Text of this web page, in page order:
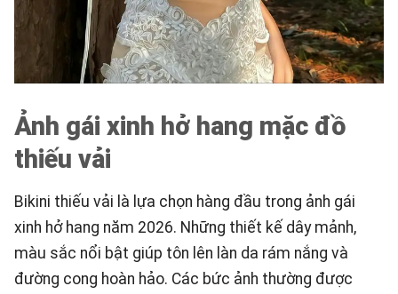
Ảnh gái xinh hở hang mặc đồ
thiếu vải
Bikini thiếu vải là lựa chọn hàng đầu trong ảnh gái
xinh hở hang năm 2026. Những thiết kế dây mảnh,
màu sắc nổi bật giúp tôn lên làn da rám nắng và
đường cong hoàn hảo. Các bức ảnh thường được